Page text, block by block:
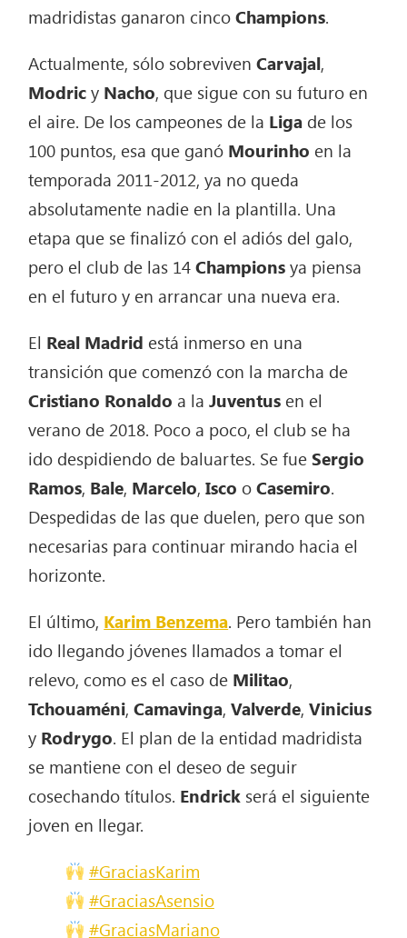
madridistas ganaron cincoChampions.
Actualmente, sólo sobrevivenCarvajal,
Modricy Nacho, que sigue con su futuro en
el aire. De los campeones de la Liga de los
100 puntos, esa que ganó Mourinho en la
temporada 2011-2012, ya no queda
absolutamente nadie en la plantilla. Una
etapa que se finalizó con el adiós del galo,
pero el club de las 14Championsya piensa
en el futuro y en arrancar una nueva era.
El Real Madrid está inmerso en una
transición que comenzó con la marcha de
Cristiano Ronaldo a laJuventus en el
verano de 2018. Poco a poco, el club se ha
ido despidiendo de baluartes. Se fue Sergio
Ramos, Bale, Marcelo,Isco oCasemiro.
Despedidas de las que duelen, pero que son
necesarias para continuar mirando hacia el
horizonte.
El último, Karim Benzema. Pero también han
ido llegando jóvenes llamados a tomar el
relevo, como es el caso de Militao,
Tchouaméni,Camavinga,Valverde,Vinicius
y Rodrygo. El plan de la entidad madridista
se mantiene con el deseo de seguir
cosechando títulos. Endrick será el siguiente
joven en llegar.
#GraciasKarim
#GraciasAsensio
#GraciasMariano